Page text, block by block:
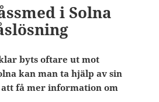
i Solna
byts oftare ut mot
kan man ta hjälp av sin
få mer information om